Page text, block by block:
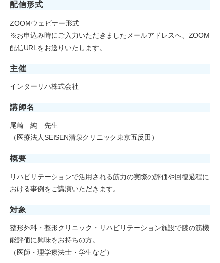
配信形式
ZOOMウェビナー形式
※お申込み時にご入力いただきましたメールアドレスへ、ZOOM
配信URLをお送りいたします。
主催
インターリハ株式会社
講師名
尾崎 純 先生
（医療法人SEISEN清泉クリニック東京五反田）
概要
リハビリテーションで活用される筋力の実際の評価や回復過程に
おける事例をご講演いただきます。
対象
整形外科・整形クリニック・リハビリテーション施設で膝の筋機
能評価に興味をお持ちの方。
（医師・理学療法士・学生など）